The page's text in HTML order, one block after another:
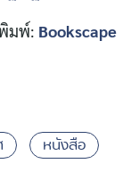
มพ์: Bookscape
หนังสือ